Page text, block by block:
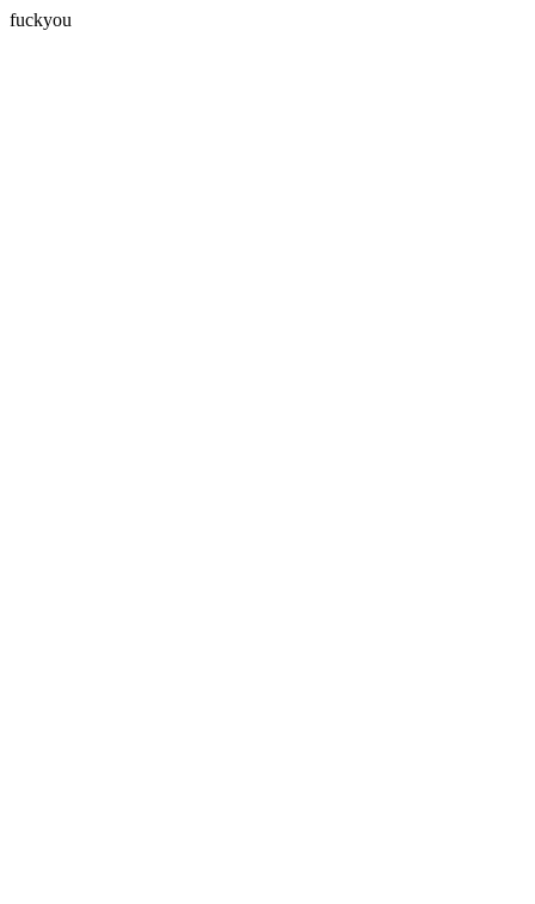
fuckyou